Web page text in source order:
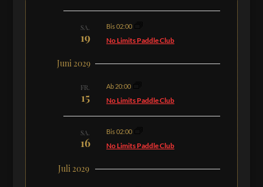
SA.
19
Bis 02:00
No Limits Paddle Club
Juni 2029
FR.
15
Ab 20:00
No Limits Paddle Club
SA.
16
Bis 02:00
No Limits Paddle Club
Juli 2029